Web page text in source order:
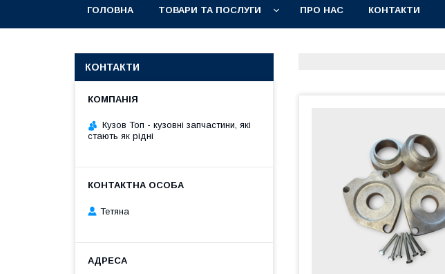
ГОЛОВНА ТОВАРИ ТА ПОСЛУГИ ПРО НАС КОНТАКТИ
КОНТАКТИ
Кузов Топ - кузовні запчастини, які
стають як рідні
Тетяна